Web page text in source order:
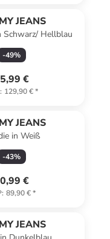
JEANS
Schwarz/ Hellblau
-49%
€
: 129,90 €*
JEANS
in Weiß
-43%
€
: 89,90 €*
JEANS